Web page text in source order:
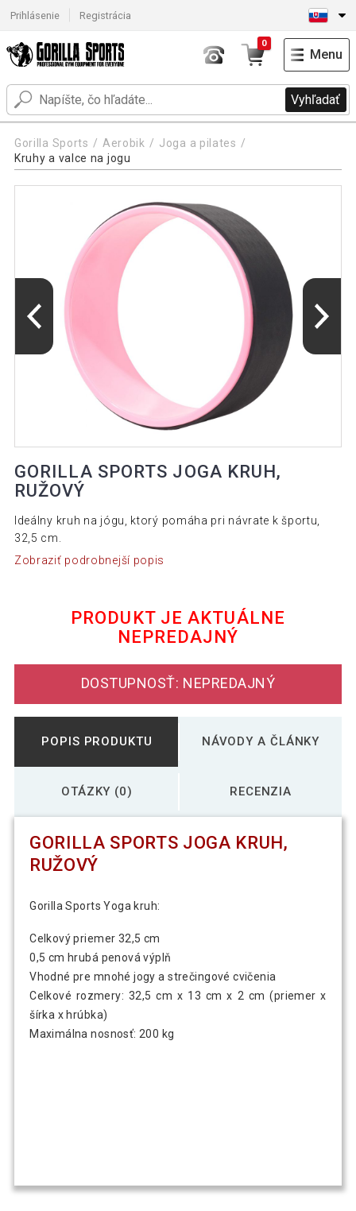
Prihlásenie Registrácia
Vyhľadať
0
Menu
Gorilla Sports Aerobik
Joga a pilates
Kruhy a valce na jogu
GORILLA SPORTS JOGA KRUH,
RUŽOVÝ
Ideálny kruh na jógu, ktorý pomáha pri návrate k športu,
32,5 cm.
Zobraziť podrobnejší popis
PRODUKT JE AKTUÁLNE
NEPREDAJNÝ
DOSTUPNOSŤ: NEPREDAJNÝ
POPIS PRODUKTU NÁVODY A ČLÁNKY
OTÁZKY (0) RECENZIA
GORILLA SPORTS JOGA KRUH,
RUŽOVÝ
Gorilla Sports Yoga kruh:
Celkový priemer 32,5 cm
0,5 cm hrubá penová výplň
Vhodné pre mnohé jogy a strečingové cvičenia
Celkové rozmery: 32,5 cm x 13 cm x 2 cm (priemer x
šírka x hrúbka)
Maximálna nosnosť: 200 kg